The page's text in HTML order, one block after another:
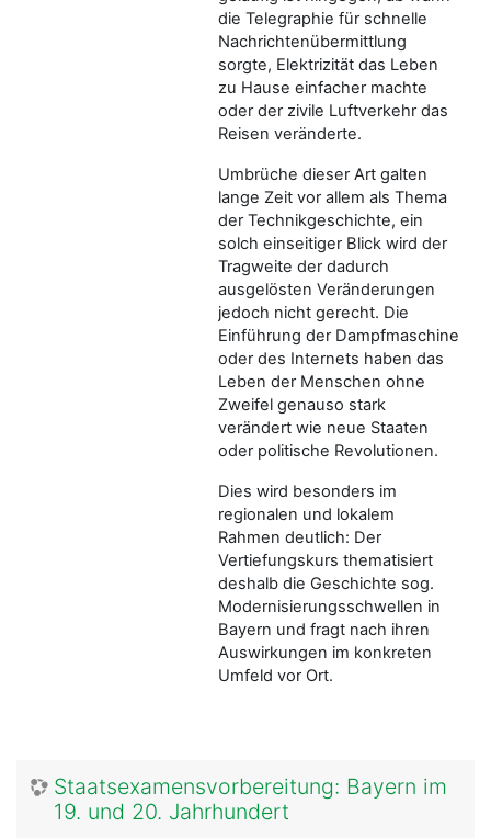
die Telegraphie für schnelle
Nachrichtenübermittlung
sorgte, Elektrizität das Leben
zu Hause einfacher machte
oder der zivile Luftverkehr das
Reisen veränderte.
Umbrüche dieser Art galten
lange Zeit vor allem als Thema
der Technikgeschichte, ein
solch einseitiger Blick wird der
Tragweite der dadurch
ausgelösten Veränderungen
jedoch nicht gerecht. Die
Einführung der Dampfmaschine
oder des Internets haben das
Leben der Menschen ohne
Zweifel genauso stark
verändert wie neue Staaten
oder politische Revolutionen.
Dies wird besonders im
regionalen und lokalem
Rahmen deutlich: Der
Vertiefungskurs thematisiert
deshalb die Geschichte sog.
Modernisierungsschwellen in
Bayern und fragt nach ihren
Auswirkungen im konkreten
Umfeld vor Ort.
Staatsexamensvorbereitung: Bayern im
19. und 20. Jahrhundert